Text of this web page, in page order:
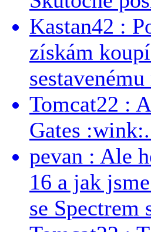
Kastan42 :
získám
Tomcat22 :
Gates
pevan : Ale
16 a jak
se Spectrem